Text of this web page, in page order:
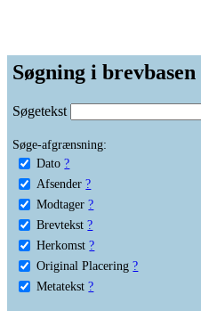
Søgning i brevbasen
Søgetekst
Søge-afgrænsning:
Dato ?
Afsender ?
Modtager ?
Brevtekst ?
Herkomst ?
Original Placering ?
Metatekst ?